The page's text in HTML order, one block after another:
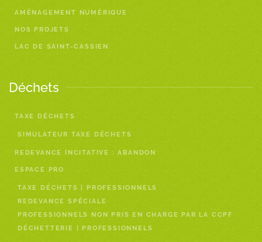
AMÉNAGEMENT NUMÉRIQUE
NOS PROJETS
LAC DE SAINT-CASSIEN
Déchets
TAXE DÉCHETS
SIMULATEUR TAXE DÉCHETS
REDEVANCE INCITATIVE : ABANDON
ESPACE PRO
TAXE DÉCHETS | PROFESSIONNELS
REDEVANCE SPÉCIALE
PROFESSIONNELS NON PRIS EN CHARGE PAR LA CCPF
DÉCHETTERIE | PROFESSIONNELS